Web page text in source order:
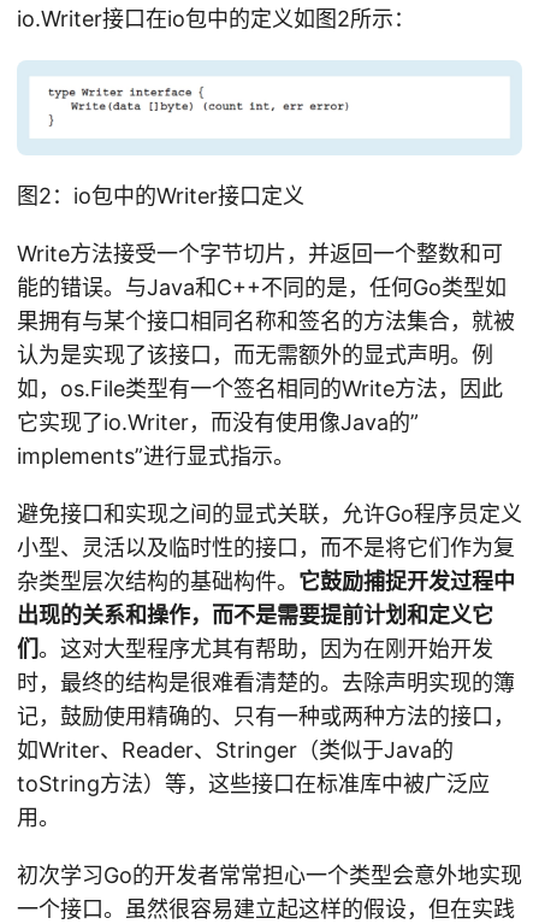
io.Writer接口在io包中的定义如图2所示：
图2：io包中的Writer接口定义
Write方法接受一个字节切片，并返回一个整数和可
能的错误。与Java和C++不同的是，任何Go类型如
果拥有与某个接口相同名称和签名的方法集合，就被
认为是实现了该接口，而无需额外的显式声明。例
如，os.File类型有一个签名相同的Write方法，因此
它实现了io.Writer，而没有使用像Java的”
implements”进行显式指示。
避免接口和实现之间的显式关联，允许Go程序员定义
小型、灵活以及临时性的接口，而不是将它们作为复
杂类型层次结构的基础构件。 它鼓励捕捉开发过程中
出现的关系和操作，而不是需要提前计划和定义它
们。这对大型程序尤其有帮助，因为在刚开始开发
时，最终的结构是很难看清楚的。去除声明实现的簿
记，鼓励使用精确的、只有一种或两种方法的接口，
如Writer、Reader、Stringer（类似于Java的
toString方法）等，这些接口在标准库中被广泛应
用。
初次学习Go的开发者常常担心一个类型会意外地实现
一个接口。虽然很容易建立起这样的假设，但在实践